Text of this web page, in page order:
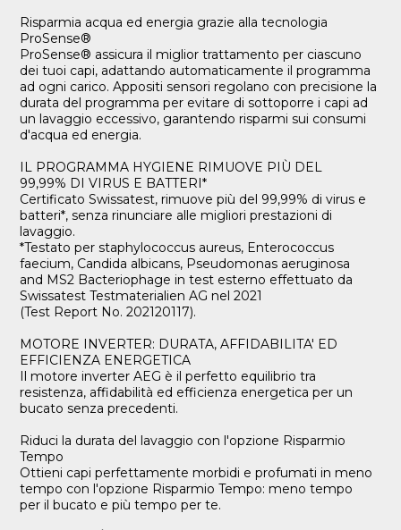
Risparmia acqua ed energia grazie alla tecnologia
ProSense®
ProSense® assicura il miglior trattamento per ciascuno
dei tuoi capi, adattando automaticamente il programma
ad ogni carico. Appositi sensori regolano con precisione la
durata del programma per evitare di sottoporre i capi ad
un lavaggio eccessivo, garantendo risparmi sui consumi
d'acqua ed energia.
IL PROGRAMMA HYGIENE RIMUOVE PIÙ DEL
99,99% DI VIRUS E BATTERI*
Certificato Swissatest, rimuove più del 99,99% di virus e
batteri*, senza rinunciare alle migliori prestazioni di
lavaggio.
*Testato per staphylococcus aureus, Enterococcus
faecium, Candida albicans, Pseudomonas aeruginosa
and MS2 Bacteriophage in test esterno effettuato da
Swissatest Testmaterialien AG nel 2021
(Test Report No. 202120117).
MOTORE INVERTER: DURATA, AFFIDABILITA' ED
EFFICIENZA ENERGETICA
Il motore inverter AEG è il perfetto equilibrio tra
resistenza, affidabilità ed efficienza energetica per un
bucato senza precedenti.
Riduci la durata del lavaggio con l'opzione Risparmio
Tempo
Ottieni capi perfettamente morbidi e profumati in meno
tempo con l'opzione Risparmio Tempo: meno tempo
per il bucato e più tempo per te.